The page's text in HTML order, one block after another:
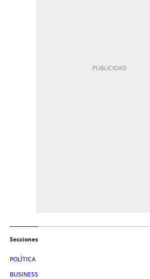
Secciones
POLÍTICA
BUSINESS